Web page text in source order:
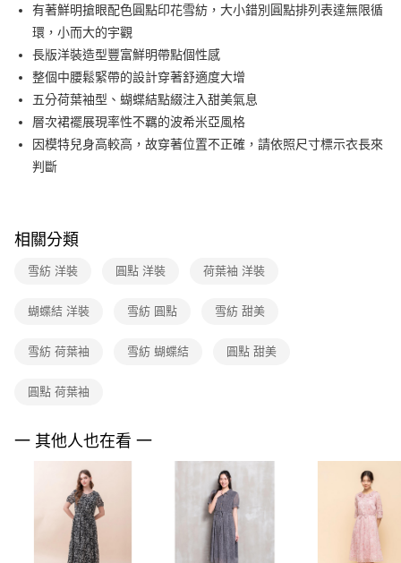
上海商業儲蓄銀行
台北富邦商業銀行
國泰世華商業銀行
臺灣中小企業銀行
台中商業銀行
匯豐（台灣）商業銀行
華泰商業銀行
聯邦商業銀行
遠東國際商業銀行
元大商業銀行
永豐商業銀行
玉山商業銀行
星展（台灣）商業銀行
台新國際商業銀行
中國信託商業銀行
台灣樂天信用卡公司
Apple Pay
街口支付
AFTEE先享後付
相關說明
【關於「AFTEE先享後付」】
AFTEE先享後付是「在收到商品之後才付款」的支付方式。 讓您購物簡單
便利好安心！
１．簡單：不需註冊會員、不需綁卡、不需儲值。
【「AFTEE先享後付」結帳流程】
１．於結帳方式選擇「AFTEE先享後付」後，將跳轉至「AFTEE先享後付」
結帳頁面，進行簡訊認證並確認金額後，即可完成結帳。
ATM／網路銀行／等多元方式進行付款，方視為交易完成。
購買商品的店家。未經商家同意取消之訂單仍視為有效，需透過AFTEE先享
是否繳費成功／繳費後需取消欲退款等相關疑問，請聯繫「AFTEE先享後付
【注意事項】
１．透過由恩沛科技股份有限公司提供之「AFTEE先享後付」服務完成之交
易，需依本服務之必要範圍內提供個人資料，並將交易相關給付款項請求債
權轉讓予恩沛科技股份有限公司。
２．關於個人資料處理事宜，請瀏覽以下網址：
https://aftee.tw/terms/#terms3
３．未成年的使用者請事先徵得法定代理人或監護人之同意方可使用
「AFTEE先享後付」，若未經同意申辦者引起之損失，本公司不負相關責
每筆NT$90，滿NT$3,600(含以上)免運費
付款後7-11取貨
每筆NT$90，滿NT$3,600(含以上)免運費
付款後門市自取
有著鮮明搶眼配色圓點印花雪紡，大小錯別圓點排列表達無限循
環，小而大的宇觀
長版洋裝造型豐富鮮明帶點個性感
整個中腰鬆緊帶的設計穿著舒適度大增
五分荷葉袖型、蝴蝶結點綴注入甜美氣息
層次裙襬展現率性不羈的波希米亞風格
因模特兒身高較高，故穿著位置不正確，請依照尺寸標示衣長來
判斷
相關分類
雪紡 洋裝 圓點 洋裝 荷葉袖 洋裝
蝴蝶結 洋裝 雪紡 圓點 雪紡 甜美
雪紡 荷葉袖 雪紡 蝴蝶結 圓點 甜美
圓點 荷葉袖
一 其他人也在看 一